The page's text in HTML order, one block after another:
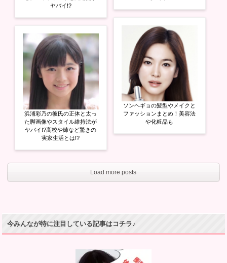
ヤバイ!?
浜浦彩乃の彼氏の正体と太っ
た脚画像やスタイル維持法が
ヤバイ!?高校や姉など驚きの
実家生活とは!?
ソンヘギョの髪型やメイクと
ファッションまとめ！美容法
や化粧品も
Load more posts
今みんなが特に注目している記事はコチラ♪